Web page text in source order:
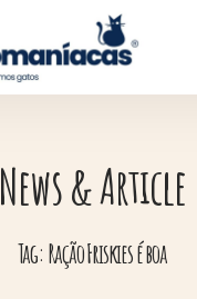
News & Article
Tag: Ração Friskies é boa